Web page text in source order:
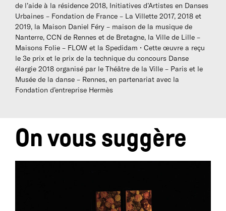
de l’aide à la résidence 2018, Initiatives d’Artistes en Danses
Urbaines – Fondation de France – La Villette 2017, 2018 et
2019, la Maison Daniel Féry – maison de la musique de
Nanterre, CCN de Rennes et de Bretagne, la Ville de Lille –
Maisons Folie – FLOW et la Spedidam • Cette œuvre a reçu
le 3e prix et le prix de la technique du concours Danse
élargie 2018 organisé par le Théâtre de la Ville – Paris et le
Musée de la danse – Rennes, en partenariat avec la
Fondation d’entreprise Hermès
On vous suggère